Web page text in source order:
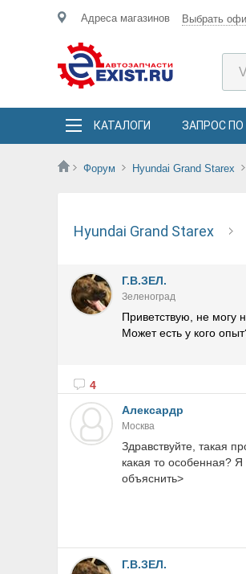
Адреса магазинов Выбрать
КАТАЛОГИ ЗАПРОС ПО
Форум Hyundai Grand Starex
Hyundai Grand Starex
Г.В.ЗЕЛ.
Зеленоград
Приветствую, не могу
Может есть у кого
4
Алексардр
Москва
Здравствуйте, такая
какая то особенная?
объяснить>
Г.В.ЗЕЛ.